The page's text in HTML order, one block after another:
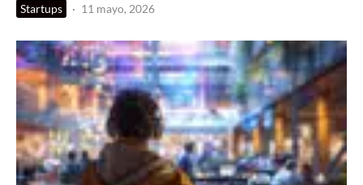
Startups · 11 mayo, 2026